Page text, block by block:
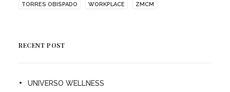
TORRES OBISPADO WORKPLACE ZMCM
RECENT POST
UNIVERSO WELLNESS